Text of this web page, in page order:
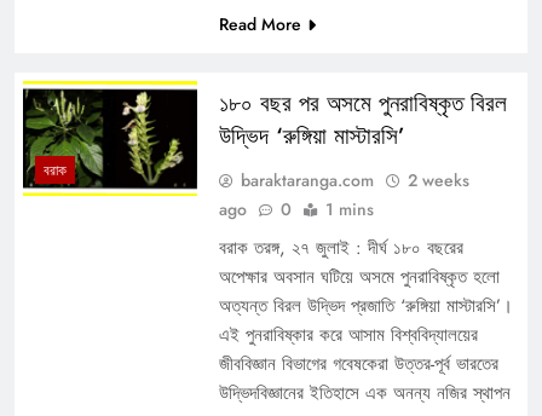
Read More
বরাক
১৮০ বছর পর অসমে পুনরাবিষ্কৃত বিরল
উদ্ভিদ ‘রুঙ্গিয়া মাস্টারসি’
baraktaranga.com
2 weeks
ago
0 1 mins
বরাক তরঙ্গ, ২৭ জুলাই : দীর্ঘ ১৮০ বছরের
অপেক্ষার অবসান ঘটিয়ে অসমে পুনরাবিষ্কৃত হলো
অত্যন্ত বিরল উদ্ভিদ প্রজাতি ‘রুঙ্গিয়া মাস্টারসি’।
এই পুনরাবিষ্কার করে আসাম বিশ্ববিদ্যালয়ের
জীববিজ্ঞান বিভাগের গবেষকেরা উত্তর-পূর্ব ভারতের
উদ্ভিদবিজ্ঞানের ইতিহাসে এক অনন্য নজির স্থাপন